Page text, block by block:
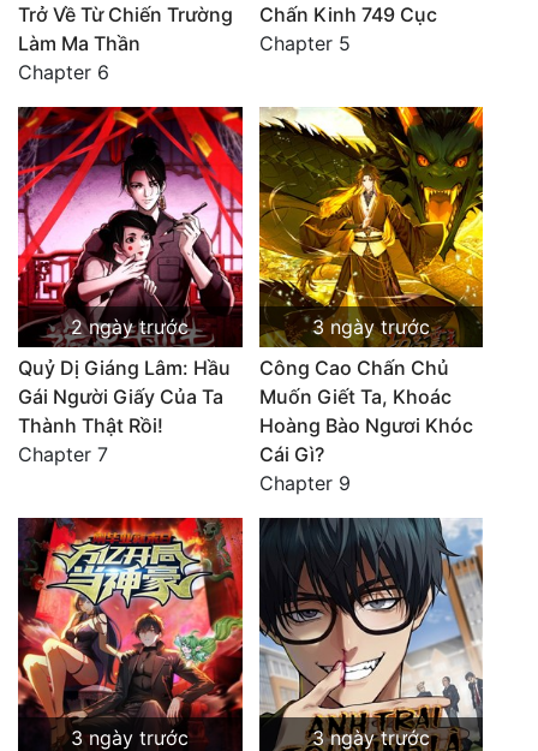
Trở Về Từ Chiến Trường
Làm Ma Thần
Chapter 6
Chấn Kinh 749 Cục
Chapter 5
2 ngày trước
Quỷ Dị Giáng Lâm: Hầu
Gái Người Giấy Của Ta
Thành Thật Rồi!
Chapter 7
3 ngày trước
Công Cao Chấn Chủ
Muốn Giết Ta, Khoác
Hoàng Bào Ngươi Khóc
Cái Gì?
Chapter 9
3 ngày trước
3 ngày trước